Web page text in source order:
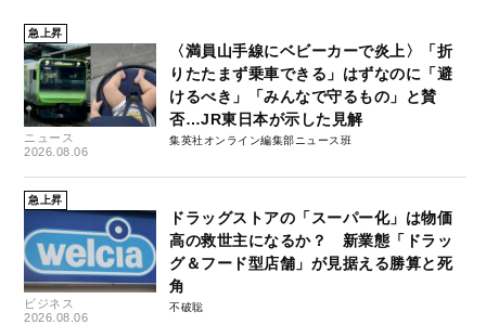
急上昇
ニュース
2026.08.06
〈満員山手線にベビーカーで炎上〉「折
りたたまず乗車できる」はずなのに「避
けるべき」「みんなで守るもの」と賛
否…JR東日本が示した見解
集英社オンライン編集部ニュース班
急上昇
ビジネス
2026.08.06
ドラッグストアの「スーパー化」は物価
高の救世主になるか？ 新業態「ドラッ
グ＆フード型店舗」が見据える勝算と死
角
不破聡